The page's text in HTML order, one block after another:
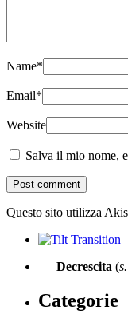
Name*
Email*
Website
Salva il mio nome,
Questo sito utilizza
Decrescita (
Categorie